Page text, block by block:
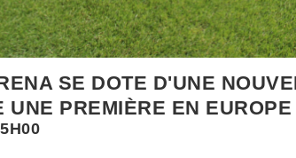
SE DOTE D'UNE
UNE PREMIÈRE EN EUROPE